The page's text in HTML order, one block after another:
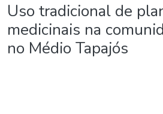
Uso tradicional de
medicinais na
no Médio Tapajós